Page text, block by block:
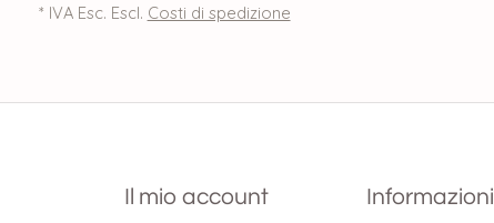
* IVA Esc. Escl. Costi di spedizione
Il mio account Informazioni